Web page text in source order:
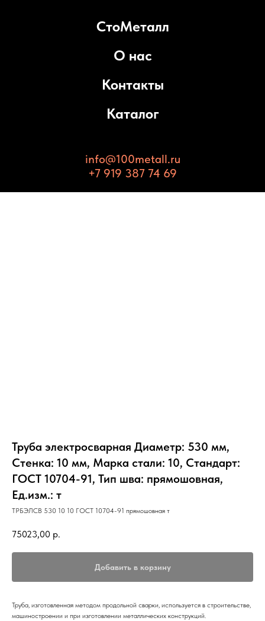
СтоМеталл
О нас
Контакты
Каталог
info@100metall.ru
+7 919 387 74 69
Труба электросварная Диаметр: 530 мм,
Стенка: 10 мм, Марка стали: 10, Стандарт:
ГОСТ 10704-91, Тип шва: прямошовная,
Ед.изм.: т
ТРБЭЛСВ 530 10 10 ГОСТ 10704-91 прямошовная т
75023,00 р.
Добавить в корзину
Труба, изготовленная методом продольной сварки, используется в строительстве,
машиностроении и при изготовлении металлических конструкций.